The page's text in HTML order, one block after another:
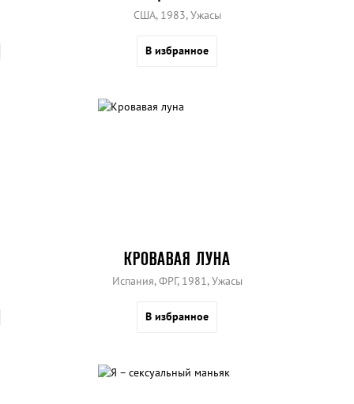
США, 1983, Ужасы
В избранное
КРОВАВАЯ ЛУНА
Испания, ФРГ, 1981, Ужасы
В избранное